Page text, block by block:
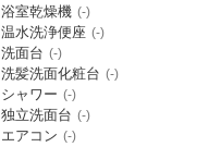
浴室乾燥機 (-)
温水洗浄便座 (-)
洗面台 (-)
洗髪洗面化粧台 (-)
シャワー (-)
独立洗面台 (-)
エアコン (-)